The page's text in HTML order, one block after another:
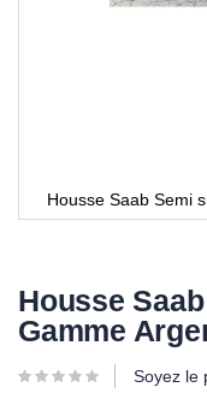
Housse Saab Semi
Housse
Gamme
Soyez le